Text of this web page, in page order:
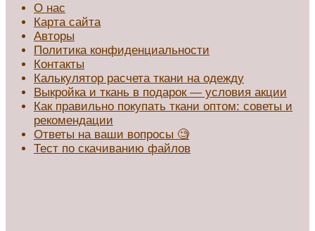
О нас
Карта сайта
Авторы
Политика конфиденциальности
Контакты
Калькулятор расчета ткани на одежду
Выкройка и ткань в подарок — условия акции
Как правильно покупать ткани оптом: советы и
рекомендации
Ответы на ваши вопросы 🧐
Тест по скачиванию файлов